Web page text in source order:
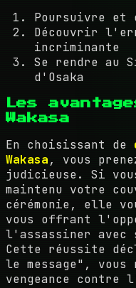
Poursuivre et
Découvrir
incriminante
Se rendre au
d'Osaka
Les
Wakasa
En choisissant de
Wakasa, vous
judicieuse. Si
maintenu votre
cérémonie, elle
vous offrant
l'assassiner avec
Cette réussite
le message", vous
vengeance contre